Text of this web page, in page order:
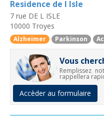
Residence de l Isle
7 rue DE L ISLE
10000 Troyes
Alzheimer Parkinson
Vous
Remplissez
rappellera
Accèder au formulaire